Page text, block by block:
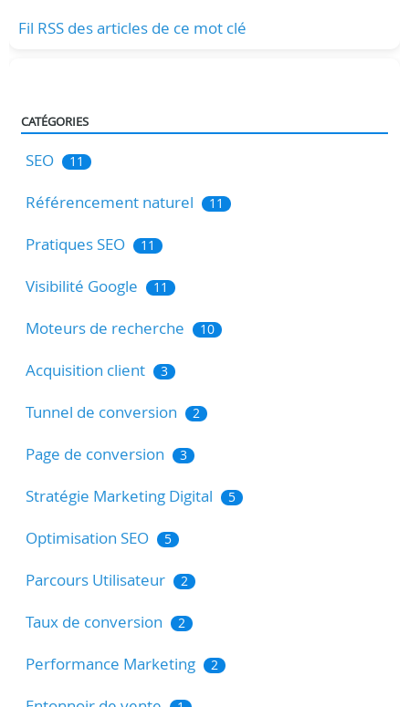
Fil RSS des articles de ce mot clé
CATÉGORIES
SEO 11
Référencement naturel 11
Pratiques SEO 11
Visibilité Google 11
Moteurs de recherche 10
Acquisition client 3
Tunnel de conversion 2
Page de conversion 3
Stratégie Marketing Digital 5
Optimisation SEO 5
Parcours Utilisateur 2
Taux de conversion 2
Performance Marketing 2